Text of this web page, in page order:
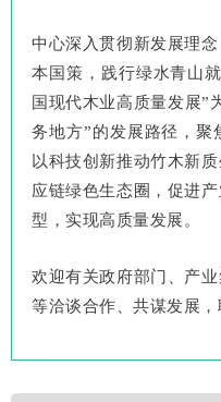
中心深入贯彻新发展理
本国策，践行绿水青山
国现代木业高质量发展”
务地方”的发展路径，聚
以科技创新推动竹木新
应链绿色生态圈，促进
型，实现高质量发展。
欢迎有关政府部门、产
等洽谈合作、共谋发展，